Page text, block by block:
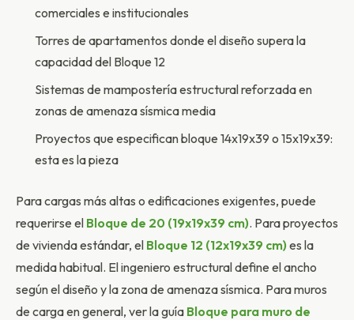
comerciales e institucionales
Torres de apartamentos donde el diseño supera la
capacidad del Bloque 12
Sistemas de mampostería estructural reforzada en
zonas de amenaza sísmica media
Proyectos que especifican bloque 14x19x39 o 15x19x39:
esta es la pieza
Para cargas más altas o edificaciones exigentes, puede
requerirse el Bloque de 20 (19x19x39 cm). Para proyectos
de vivienda estándar, el Bloque 12 (12x19x39 cm) es la
medida habitual. El ingeniero estructural define el ancho
según el diseño y la zona de amenaza sísmica. Para muros
de carga en general, ver la guía Bloque para muro de